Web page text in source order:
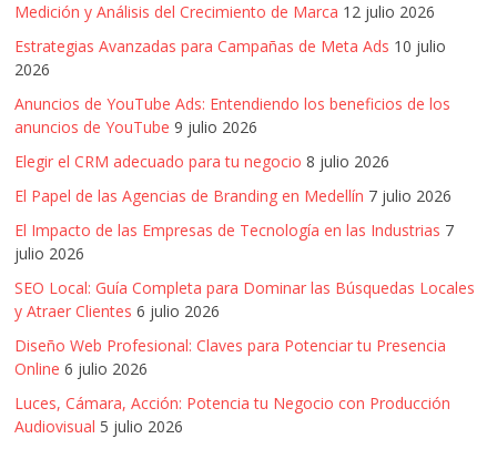
Agencia
Blue
Design
Colombia
y
sus
filiales
en
América
Latina
|
Una
mirada
estratégica
y
versátil
Medición y Análisis del Crecimiento de Marca 12 julio 2026
Estrategias Avanzadas para Campañas de Meta Ads 10 julio
2026
Anuncios de YouTube Ads: Entendiendo los beneficios de los
anuncios de YouTube 9 julio 2026
Elegir el CRM adecuado para tu negocio 8 julio 2026
El Papel de las Agencias de Branding en Medellín 7 julio 2026
El Impacto de las Empresas de Tecnología en las Industrias 7
julio 2026
SEO Local: Guía Completa para Dominar las Búsquedas Locales
y Atraer Clientes 6 julio 2026
Diseño Web Profesional: Claves para Potenciar tu Presencia
Online 6 julio 2026
Luces, Cámara, Acción: Potencia tu Negocio con Producción
Audiovisual 5 julio 2026